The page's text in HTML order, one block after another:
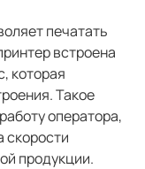
печатать
встроена
которая
Такое
оператора,
скорости
продукции.